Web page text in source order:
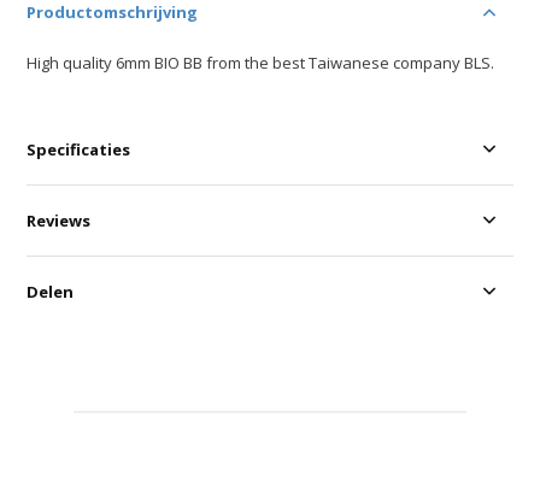
Productomschrijving
High quality 6mm BIO BB from the best Taiwanese company BLS.
Specificaties
Reviews
Delen